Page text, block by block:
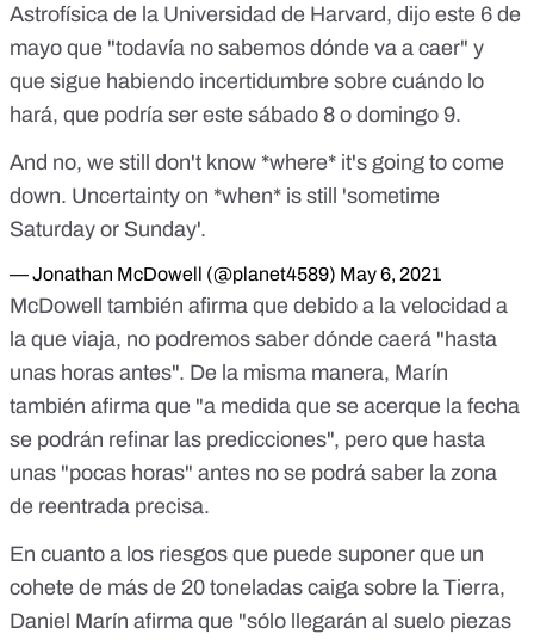
Astrofísica de la Universidad de Harvard, dijo este 6 de
mayo que "todavía no sabemos dónde va a caer" y
que sigue habiendo incertidumbre sobre cuándo lo
hará, que podría ser este sábado 8 o domingo 9.
And no, we still don't know *where* it's going to come
down. Uncertainty on *when* is still 'sometime
Saturday or Sunday'.
— Jonathan McDowell (@planet4589) May 6, 2021
McDowell también afirma que debido a la velocidad a
la que viaja, no podremos saber dónde caerá "hasta
unas horas antes". De la misma manera, Marín
también afirma que "a medida que se acerque la fecha
se podrán refinar las predicciones", pero que hasta
unas "pocas horas" antes no se podrá saber la zona
de reentrada precisa.
En cuanto a los riesgos que puede suponer que un
cohete de más de 20 toneladas caiga sobre la Tierra,
Daniel Marín afirma que "sólo llegarán al suelo piezas